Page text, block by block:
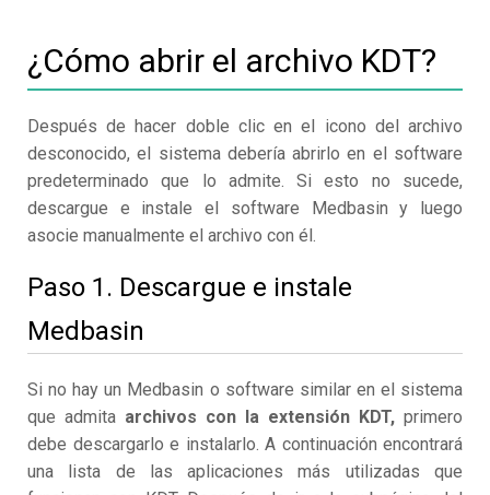
¿Cómo abrir el archivo KDT?
Después de hacer doble clic en el icono del archivo
desconocido, el sistema debería abrirlo en el software
predeterminado que lo admite. Si esto no sucede,
descargue e instale el software Medbasin y luego
asocie manualmente el archivo con él.
Paso 1. Descargue e instale
Medbasin
Si no hay un Medbasin o software similar en el sistema
que admita archivos con la extensión KDT, primero
debe descargarlo e instalarlo. A continuación encontrará
una lista de las aplicaciones más utilizadas que